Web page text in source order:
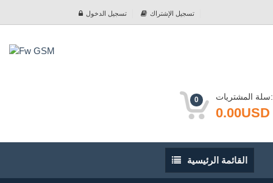
تسجيل الدخول تسجيل الإشتراك
0 سلة المشتريات:
0.00USD
القائمة
الرئيسية
القائمة الرئيسية